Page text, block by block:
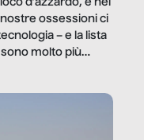
ossessioni ci
– e la lista
molto più
vediamo